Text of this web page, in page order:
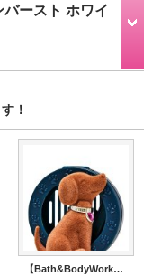
ースト ホワイ
！
【Bath&BodyWorks】カーフレグランスホルダー(ベント＆バイザークリップ付)：Sweet Pup